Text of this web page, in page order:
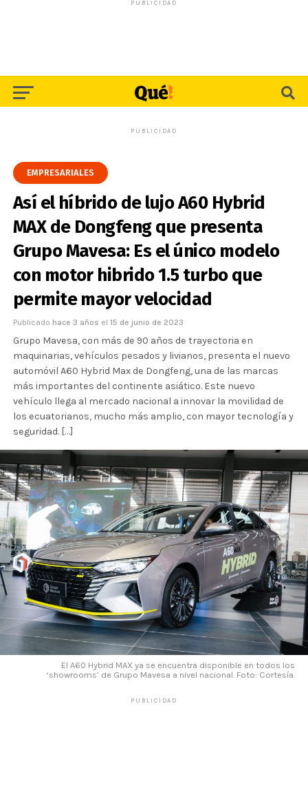
PUBLICIDAD
PUBLICIDAD
EMPRESARIALES
Así el híbrido de lujo A60 Hybrid
MAX de Dongfeng que presenta
Grupo Mavesa: Es el único modelo
con motor hibrido 1.5 turbo que
permite mayor velocidad
Publicado hace 3 años el 15 de junio de 2023
Grupo Mavesa, con más de 90 años de trayectoria en
maquinarias, vehículos pesados y livianos, presenta el nuevo
automóvil A60 Hybrid Max de Dongfeng, una de las marcas
más importantes del continente asiático. Este nuevo
vehículo llega al mercado nacional a innovar la movilidad de
los ecuatorianos, mucho más amplio, con mayor tecnología y
seguridad. […]
El A60 Hybrid MAX ya se encuentra disponible en todos los
‘showrooms’ de Grupo Mavesa a nivel nacional. Foto: Cortesía.
PUBLICIDAD